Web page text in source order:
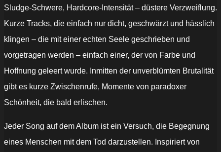
Sludge-Schwere, Hardcore-Intensität – düstere Verzweiflung.
Kurze Tracks, die einfach nur dicht, geschwärzt und hässlich
klingen – die mit einer echten Seele geschrieben und
vorgetragen werden – einfach einer, der von Farbe und
Hoffnung geleert wurde. Inmitten der unverblümten Brutalität
gibt es kurze Zwischenrufe, Momente von paradoxer
Schönheit, die bald erlischen.
Jeder Song auf dem Album ist ein Versuch, die Begegnung
eines Menschen mit dem Tod darzustellen. Inspiriert von